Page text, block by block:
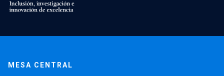
MESA CENTRAL